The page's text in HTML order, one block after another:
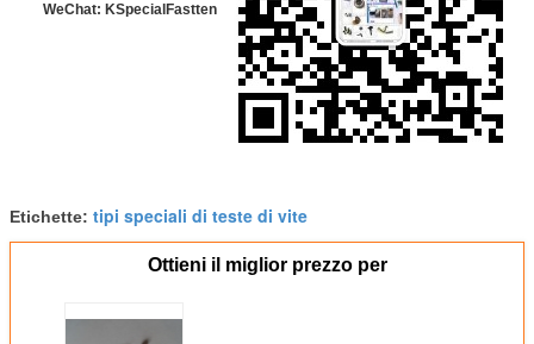
WeChat: KSpecialFastten
Etichette: tipi speciali di teste di vite
Ottieni il miglior prezzo per